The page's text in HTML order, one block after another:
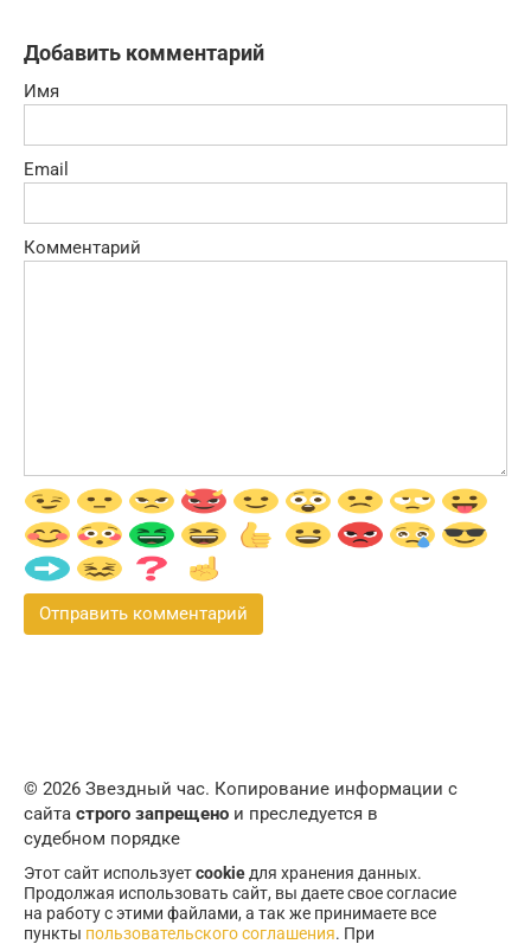
Добавить комментарий
Имя
Email
Комментарий
© 2026 Звездный час. Копирование информации с
сайта строго запрещено и преследуется в
судебном порядке
Этот сайт используетcookieдля хранения данных.
Продолжая использовать сайт, вы даете свое согласие
на работу с этими файлами, а так же принимаете все
пункты пользовательского соглашения. При